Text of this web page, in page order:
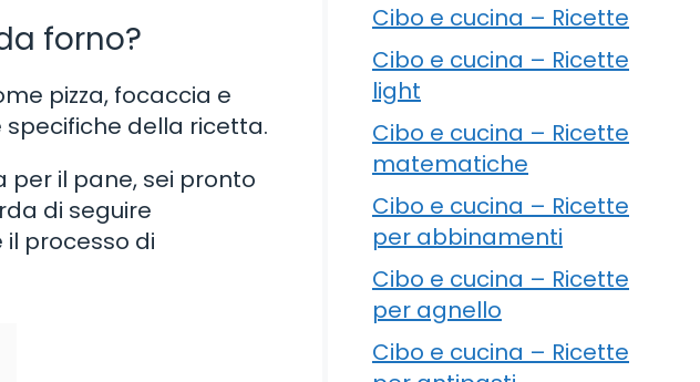
forno?
pizza, focaccia e
della ricetta.
per il pane, sei pronto
di seguire
processo di
Cibo e cucina – Ricette
Cibo e cucina – Ricette
light
Cibo e cucina – Ricette
matematiche
Cibo e cucina – Ricette
per abbinamenti
Cibo e cucina – Ricette
per agnello
Cibo e cucina – Ricette